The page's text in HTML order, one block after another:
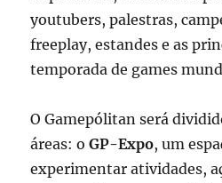
youtubers, palestras,
freeplay, estandes e as
temporada de games
O Gamepólitan será
áreas: oGP-Expo, um
experimentar atividades,